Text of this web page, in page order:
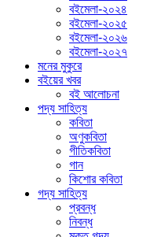
বইমেলা-২০২৪
বইমেলা-২০২৫
বইমেলা-২০২৬
বইমেলা-২০২৭
মনের মুকুরে
বইয়ের খবর
বই আলোচনা
পদ্য সাহিত্য
কবিতা
অণুকবিতা
গীতিকবিতা
গান
কিশোর কবিতা
গদ্য সাহিত্য
প্রবন্ধ
নিবন্ধ